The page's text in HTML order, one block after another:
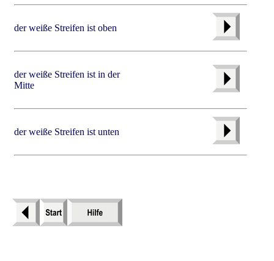
der weiße Streifen ist oben
der weiße Streifen ist in der
Mitte
der weiße Streifen ist unten